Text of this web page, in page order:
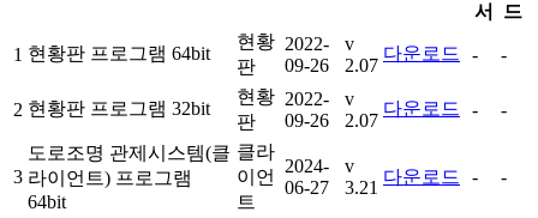
서
드
1 현황판 프로그램 64bit
현황
판
2022-
09-26
v
2.07
다운로드 - -
2 현황판 프로그램 32bit
현황
판
2022-
09-26
v
2.07
다운로드 - -
3
도로조명 관제시스템(클
라이언트) 프로그램
64bit
클라
이언
트
2024-
06-27
v
3.21
다운로드 - -